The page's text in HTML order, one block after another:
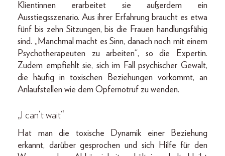
Klientinnen erarbeitet sie außerdem ein
Ausstiegsszenario. Aus ihrer Erfahrung braucht es etwa
fünf bis zehn Sitzungen, bis die Frauen handlungsfähig
sind. „Manchmal macht es Sinn, danach noch mit einem
Psychotherapeuten zu arbeiten“, so die Expertin.
Zudem empfiehlt sie, sich im Fall psychischer Gewalt,
die häufig in toxischen Beziehungen vorkommt, an
Anlaufstellen wie dem Opfernotruf zu wenden.
„I can‘t wait“
Hat man die toxische Dynamik einer Beziehung
erkannt, darüber gesprochen und sich Hilfe für den